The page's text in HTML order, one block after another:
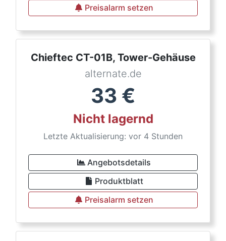
Preisalarm setzen
Chieftec CT-01B, Tower-Gehäuse
alternate.de
33 €
Nicht lagernd
Letzte Aktualisierung: vor 4 Stunden
Angebotsdetails
Produktblatt
Preisalarm setzen